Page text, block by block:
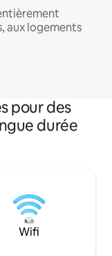
aux logements
pour des
durée
Wifi